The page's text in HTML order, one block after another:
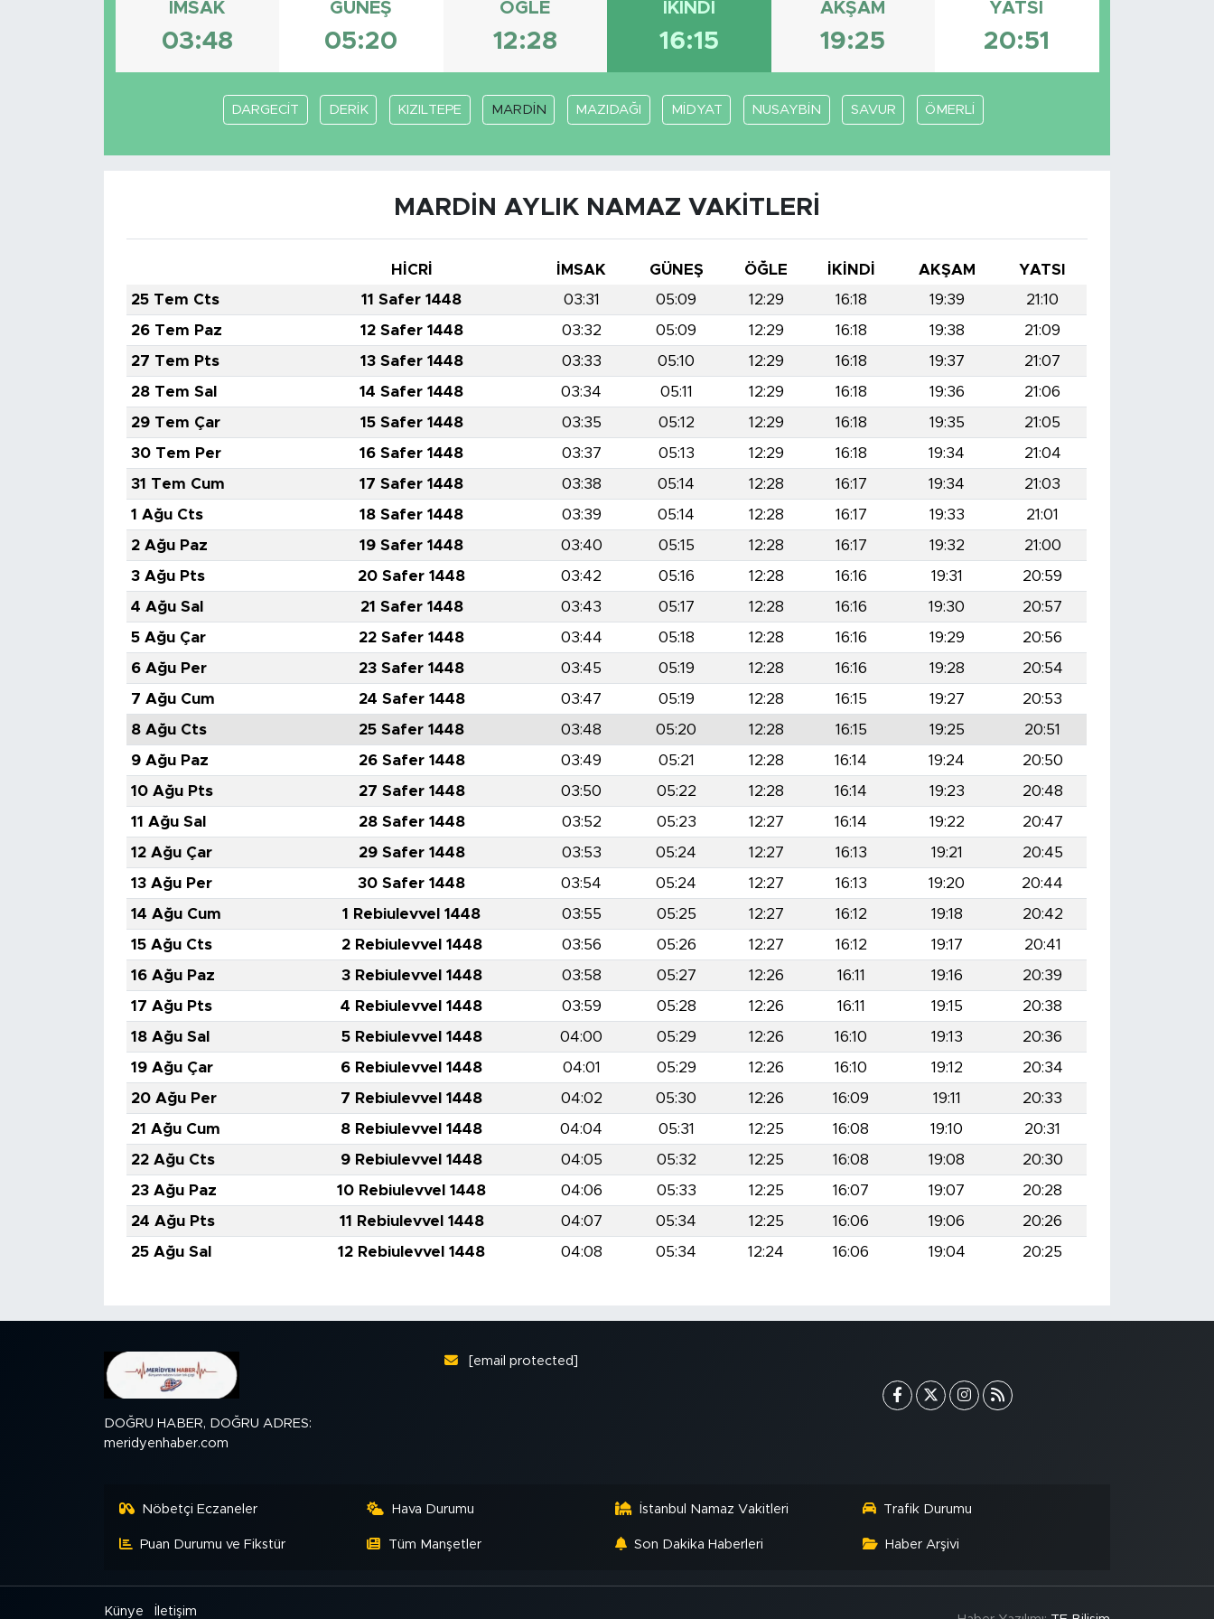
İMSAK
03:48
GÜNEŞ
05:20
ÖĞLE
12:28
İKINDI
16:15
AKŞAM
19:25
YATSI
20:51
DARGECİT DERİK KIZILTEPE MARDİN MAZIDAĞI MİDYAT NUSAYBİN SAVUR ÖMERLİ
MARDİN AYLIK NAMAZ VAKITLERI
HİCRİ İMSAK GÜNEŞ ÖĞLE İKINDI AKŞAM
YATSI
25 Tem Cts
11 Safer 1448 03:31 05:09 12:29 16:18 19:39
21:10
26 Tem Paz
12 Safer 1448 03:32 05:09 12:29 16:18 19:38
21:09
27 Tem Pts
13 Safer 1448 03:33 05:10 12:29 16:18 19:37
21:07
28 Tem Sal
14 Safer 1448 03:34 05:11 12:29 16:18 19:36
21:06
29 Tem Çar
15 Safer 1448 03:35 05:12 12:29 16:18 19:35
21:05
30 Tem Per
16 Safer 1448 03:37 05:13 12:29 16:18 19:34
21:04
31 Tem Cum
17 Safer 1448 03:38 05:14 12:28 16:17 19:34
21:03
1 Ağu Cts
18 Safer 1448 03:39 05:14 12:28 16:17 19:33
21:01
2 Ağu Paz
19 Safer 1448 03:40 05:15 12:28 16:17 19:32
21:00
3 Ağu Pts
20 Safer 1448 03:42 05:16 12:28 16:16 19:31
20:59
4 Ağu Sal
21 Safer 1448 03:43 05:17 12:28 16:16 19:30
20:57
5 Ağu Çar
22 Safer 1448 03:44 05:18 12:28 16:16 19:29
20:56
6 Ağu Per
23 Safer 1448 03:45 05:19 12:28 16:16 19:28
20:54
7 Ağu Cum
24 Safer 1448 03:47 05:19 12:28 16:15 19:27
20:53
8 Ağu Cts
25 Safer 1448 03:48 05:20 12:28 16:15 19:25
20:51
9 Ağu Paz
26 Safer 1448 03:49 05:21 12:28 16:14 19:24
20:50
10 Ağu Pts
27 Safer 1448 03:50 05:22 12:28 16:14 19:23
20:48
11 Ağu Sal
28 Safer 1448 03:52 05:23 12:27 16:14 19:22
20:47
12 Ağu Çar
29 Safer 1448 03:53 05:24 12:27 16:13 19:21
20:45
13 Ağu Per
30 Safer 1448 03:54 05:24 12:27 16:13 19:20
20:44
14 Ağu Cum
1 Rebiulevvel 1448 03:55 05:25 12:27 16:12 19:18
20:42
15 Ağu Cts
2 Rebiulevvel 1448 03:56 05:26 12:27 16:12 19:17
20:41
16 Ağu Paz
3 Rebiulevvel 1448 03:58 05:27 12:26 16:11 19:16
20:39
17 Ağu Pts
4 Rebiulevvel 1448 03:59 05:28 12:26 16:11 19:15
20:38
18 Ağu Sal
5 Rebiulevvel 1448 04:00 05:29 12:26 16:10 19:13
20:36
19 Ağu Çar
6 Rebiulevvel 1448 04:01 05:29 12:26 16:10 19:12
20:34
20 Ağu Per
7 Rebiulevvel 1448 04:02 05:30 12:26 16:09 19:11
20:33
21 Ağu Cum
8 Rebiulevvel 1448 04:04 05:31 12:25 16:08 19:10
20:31
22 Ağu Cts
9 Rebiulevvel 1448 04:05 05:32 12:25 16:08 19:08
20:30
23 Ağu Paz
10 Rebiulevvel 1448 04:06 05:33 12:25 16:07 19:07
20:28
24 Ağu Pts
11 Rebiulevvel 1448 04:07 05:34 12:25 16:06 19:06
20:26
25 Ağu Sal
12 Rebiulevvel 1448 04:08 05:34 12:24 16:06 19:04 20:25
DOĞRU HABER, DOĞRU ADRES:
meridyenhaber.com
[email protected]
Nöbetçi Eczaneler Hava Durumu İstanbul Namaz Vakitleri Trafik Durumu
Puan Durumu ve Fikstür Tüm Manşetler Son Dakika Haberleri Haber Arşivi
Künye İletişim
BİLİM-TEKNOLOJİ
KÜLTÜR SANAT
TARİHTEN GÜNÜMÜZE
MEDYA KÖŞESİ
FOTO GALERİ
VİDEOLAR
ALINTI YAZARLAR
SOSYAL MEDYA